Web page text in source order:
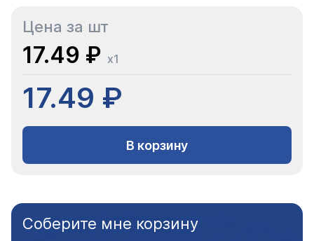
Цена за шт
17.49 ₽ x1
17.49 ₽
В корзину
Соберите мне корзину